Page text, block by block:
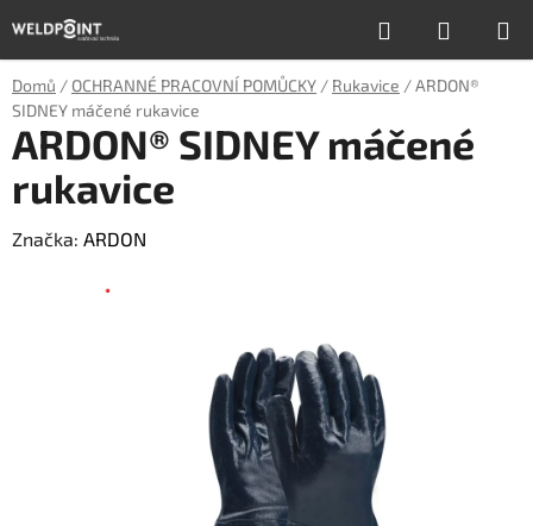
na
obsah
Hledat
KOŠÍK
Domů / OCHRANNÉ PRACOVNÍ POMŮCKY / Rukavice /ARDON®
SIDNEY máčené rukavice
ARDON® SIDNEY máčené
rukavice
Značka: ARDON